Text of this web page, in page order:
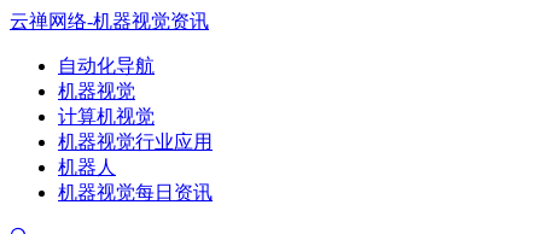
云禅网络-机器视觉资讯
自动化导航
机器视觉
计算机视觉
机器视觉行业应用
机器人
机器视觉每日资讯